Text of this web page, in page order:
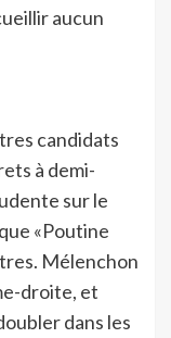
aucun
candidats
à demi-
sur le
«Poutine
Mélenchon
droite, et
dans les